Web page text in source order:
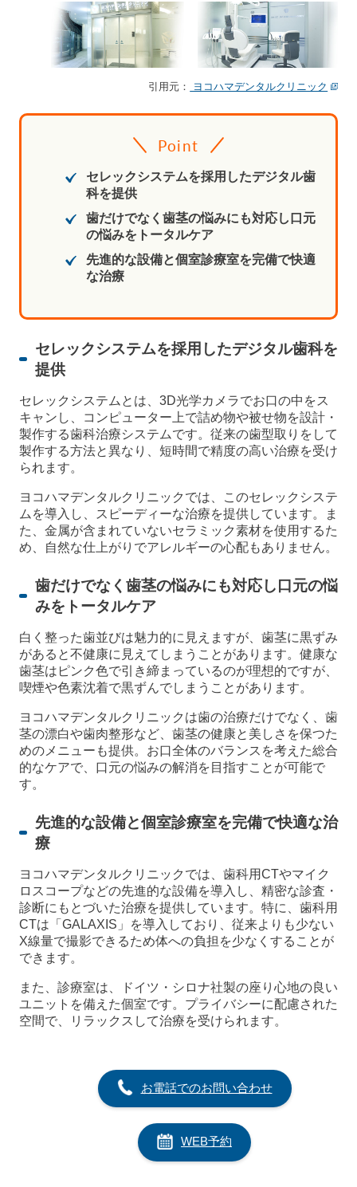
引用元： ヨコハマデンタルクリニック
Point
セレックシステムを採用したデジタル歯
科を提供
歯だけでなく歯茎の悩みにも対応し口元
の悩みをトータルケア
先進的な設備と個室診療室を完備で快適
な治療
セレックシステムを採用したデジタル歯科を
提供
セレックシステムとは、3D光学カメラでお口の中をス
キャンし、コンピューター上で詰め物や被せ物を設計・
製作する歯科治療システムです。従来の歯型取りをして
製作する方法と異なり、短時間で精度の高い治療を受け
られます。
ヨコハマデンタルクリニックでは、このセレックシステ
ムを導入し、スピーディーな治療を提供しています。ま
た、金属が含まれていないセラミック素材を使用するた
め、自然な仕上がりでアレルギーの心配もありません。
歯だけでなく歯茎の悩みにも対応し口元の悩
みをトータルケア
白く整った歯並びは魅力的に見えますが、歯茎に黒ずみ
があると不健康に見えてしまうことがあります。健康な
歯茎はピンク色で引き締まっているのが理想的ですが、
喫煙や色素沈着で黒ずんでしまうことがあります。
ヨコハマデンタルクリニックは歯の治療だけでなく、歯
茎の漂白や歯肉整形など、歯茎の健康と美しさを保つた
めのメニューも提供。お口全体のバランスを考えた総合
的なケアで、口元の悩みの解消を目指すことが可能で
す。
先進的な設備と個室診療室を完備で快適な治
療
ヨコハマデンタルクリニックでは、歯科用CTやマイク
ロスコープなどの先進的な設備を導入し、精密な診査・
診断にもとづいた治療を提供しています。特に、歯科用
CTは「GALAXIS」を導入しており、従来よりも少ない
X線量で撮影できるため体への負担を少なくすることが
できます。
また、診療室は、ドイツ・シロナ社製の座り心地の良い
ユニットを備えた個室です。プライバシーに配慮された
空間で、リラックスして治療を受けられます。
お電話でのお問い合わせ
WEB予約